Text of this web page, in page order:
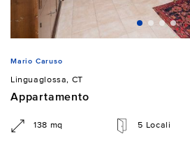
Mario Caruso
Linguaglossa, CT
Appartamento
138 mq 5 Locali